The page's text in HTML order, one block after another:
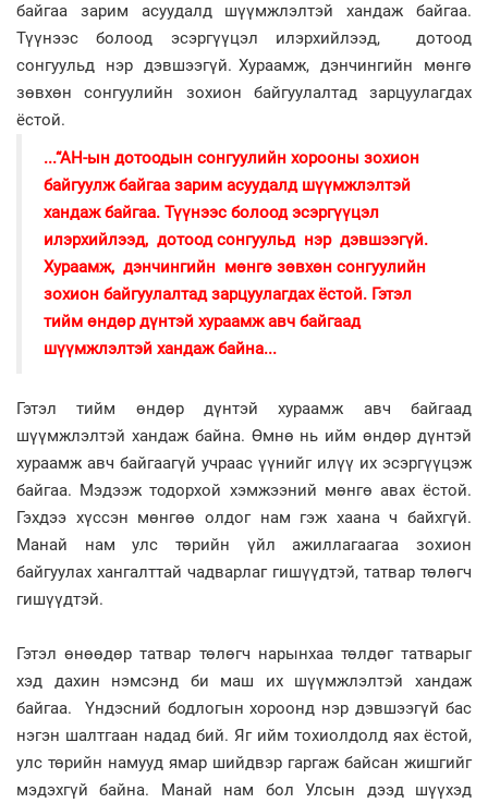
байгаа зарим асуудалд шүүмжлэлтэй хандаж байгаа.
Түүнээс болоод эсэргүүцэл илэрхийлээд, дотоод
сонгуульд нэр дэвшээгүй. Хураамж, дэнчингийн мөнгө
зөвхөн сонгуулийн зохион байгуулалтад зарцуулагдах
ёстой.
...“АН-ын дотоодын сонгуулийн хорооны зохион
байгуулж байгаа зарим асуудалд шүүмжлэлтэй
хандаж байгаа. Түүнээс болоод эсэргүүцэл
илэрхийлээд, дотоод сонгуульд нэр дэвшээгүй.
Хураамж, дэнчингийн мөнгө зөвхөн сонгуулийн
зохион байгуулалтад зарцуулагдах ёстой. Гэтэл
тийм өндөр дүнтэй хураамж авч байгаад
шүүмжлэлтэй хандаж байна...
Гэтэл тийм өндөр дүнтэй хураамж авч байгаад
шүүмжлэлтэй хандаж байна. Өмнө нь ийм өндөр дүнтэй
хураамж авч байгаагүй учраас үүнийг илүү их эсэргүүцэж
байгаа. Мэдээж тодорхой хэмжээний мөнгө авах ёстой.
Гэхдээ хүссэн мөнгөө олдог нам гэж хаана ч байхгүй.
Манай нам улс төрийн үйл ажиллагаагаа зохион
байгуулах хангалттай чадварлаг гишүүдтэй, татвар төлөгч
гишүүдтэй.
Гэтэл өнөөдөр татвар төлөгч нарынхаа төлдөг татварыг
хэд дахин нэмсэнд би маш их шүүмжлэлтэй хандаж
байгаа. Үндэсний бодлогын хороонд нэр дэвшээгүй бас
нэгэн шалтгаан надад бий. Яг ийм тохиолдолд яах ёстой,
улс төрийн намууд ямар шийдвэр гаргаж байсан жишгийг
мэдэхгүй байна. Манай нам бол Улсын дээд шүүхэд